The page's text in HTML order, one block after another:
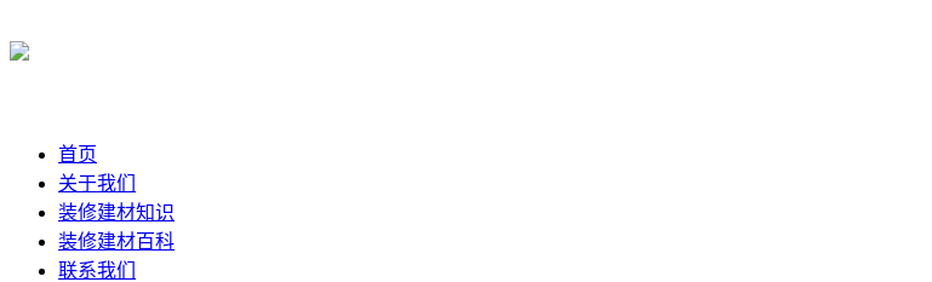
首页
关于我们
装修建材知识
装修建材百科
联系我们